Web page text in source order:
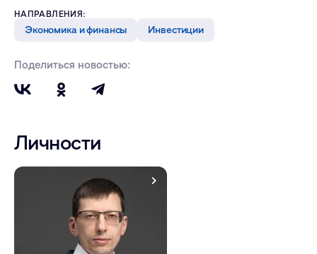
НАПРАВЛЕНИЯ:
Экономика и финансы Инвестиции
Поделиться новостью:
Личности